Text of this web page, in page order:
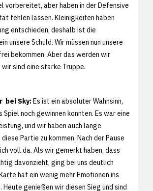
vorbereitet, aber haben in der Defensive
fehlen lassen. Kleinigkeiten haben
entschieden, deshalb ist die
unsere Schuld. Wir müssen nun unsere
bekommen. Aber das werden wir
sind eine starke Truppe.
bei Sky:Es ist ein absoluter Wahnsinn,
Spiel noch gewinnen konnten. Es war eine
und wir haben auch lange
Partie zu kommen. Nach der Pause
voll da. Als wir gemerkt haben, dass
davonzieht, ging bei uns deutlich
hat ein wenig mehr Emotionen ins
Heute genießen wir diesen Sieg und sind